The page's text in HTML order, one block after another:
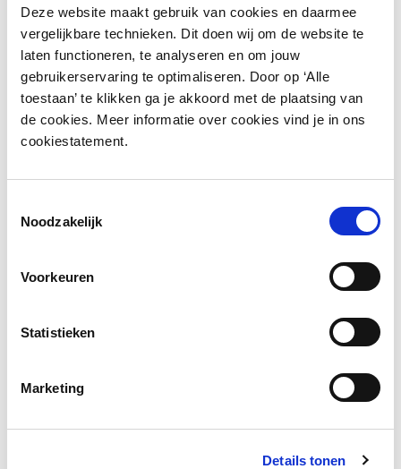
Deze website maakt gebruik van cookies en daarmee
vergelijkbare technieken. Dit doen wij om de website te
laten functioneren, te analyseren en om jouw
gebruikerservaring te optimaliseren. Door op ‘Alle
toestaan’ te klikken ga je akkoord met de plaatsing van
de cookies. Meer informatie over cookies vind je in ons
cookiestatement.
Noodzakelijk
Voorkeuren
Statistieken
Marketing
Details tonen
Meer informatie?
Laat een bericht achter en wij nemen zo snel mogelijk